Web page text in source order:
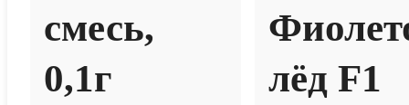
смесь,
0,1г
лёд F1